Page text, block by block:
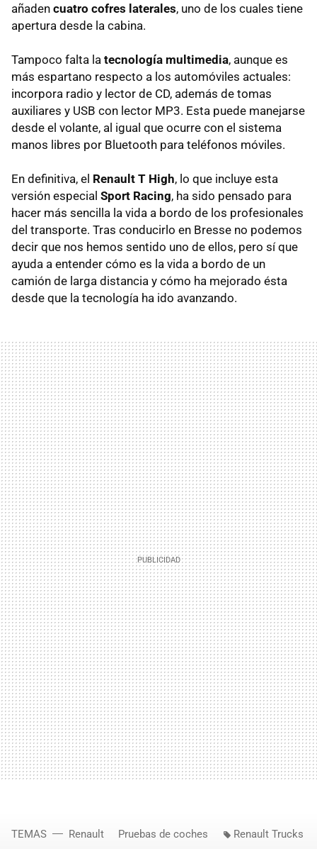
añaden cuatro cofres laterales, uno de los cuales tiene
apertura desde la cabina.
Tampoco falta la tecnología multimedia, aunque es
más espartano respecto a los automóviles actuales:
incorpora radio y lector de CD, además de tomas
auxiliares y USB con lector MP3. Esta puede manejarse
desde el volante, al igual que ocurre con el sistema
manos libres por Bluetooth para teléfonos móviles.
En definitiva, el Renault T High, lo que incluye esta
versión especial Sport Racing, ha sido pensado para
hacer más sencilla la vida a bordo de los profesionales
del transporte. Tras conducirlo en Bresse no podemos
decir que nos hemos sentido uno de ellos, pero sí que
ayuda a entender cómo es la vida a bordo de un
camión de larga distancia y cómo ha mejorado ésta
desde que la tecnología ha ido avanzando.
TEMAS Renault Pruebas de coches Renault Trucks